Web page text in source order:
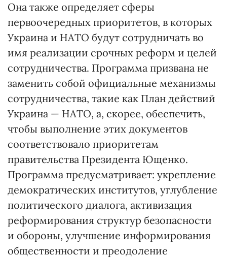
Она также определяет сферы
первоочередных приоритетов, в которых
Украина и НАТО будут сотрудничать во
имя реализации срочных реформ и целей
сотрудничества. Программа призвана не
заменить собой официальные механизмы
сотрудничества, такие как План действий
Украина — НАТО, а, скорее, обеспечить,
чтобы выполнение этих документов
соответствовало приоритетам
правительства Президента Ющенко.
Программа предусматривает: укрепление
демократических институтов, углубление
политического диалога, активизация
реформирования структур безопасности
и обороны, улучшение информирования
общественности и преодоление